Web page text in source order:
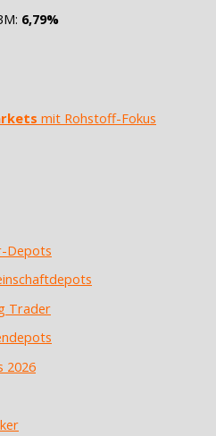
6,79%
mit Rohstoff-Fokus
Depots
Trader
2026